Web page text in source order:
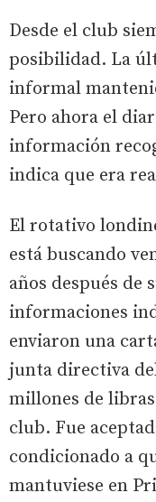
Desde el club
posibilidad. La
informal
Pero ahora el
información
indica que era
El rotativo
está buscando
años después de
informaciones
enviaron una
junta directiva
millones de
club. Fue
condicionado a
mantuviese en